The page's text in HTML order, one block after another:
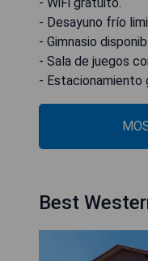
- Desayuno frío
- Gimnasio
- Sala de juegos
- Estacionamiento
Best